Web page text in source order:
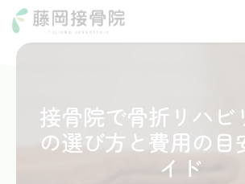
接骨院で骨折リハビ
の選び方と費用の目
イド